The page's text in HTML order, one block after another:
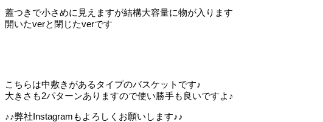
蓋つきで小さめに見えますが結構大容量に物が入ります
開いたverと閉じたverです
こちらは中敷きがあるタイプのバスケットです♪
大きさも2パターンありますので使い勝手も良いですよ♪
♪♪弊社Instagramもよろしくお願いします♪♪